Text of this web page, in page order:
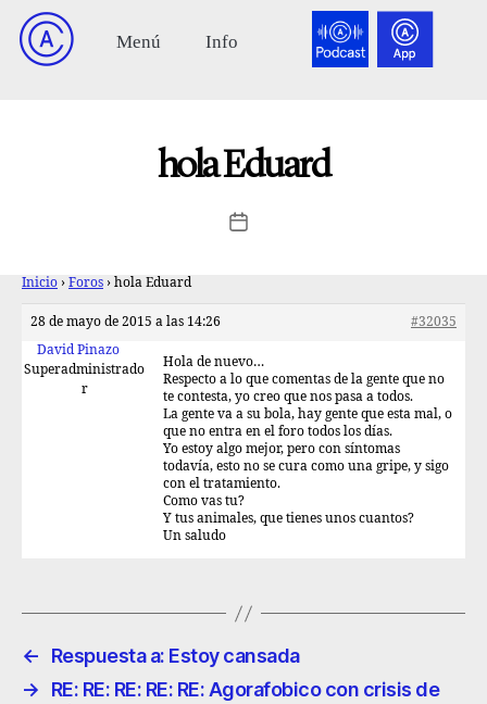
hola Eduard
Inicio › Foros › hola Eduard
28 de mayo de 2015 a las 14:26
#32035
David Pinazo
Superadministrado
r
Hola de nuevo…
Respecto a lo que comentas de la gente que no
te contesta, yo creo que nos pasa a todos.
La gente va a su bola, hay gente que esta mal, o
que no entra en el foro todos los días.
Yo estoy algo mejor, pero con síntomas
todavía, esto no se cura como una gripe, y sigo
con el tratamiento.
Como vas tu?
Y tus animales, que tienes unos cuantos?
Un saludo
←
Respuesta a: Estoy cansada
→
RE: RE: RE: RE: RE: Agorafobico con crisis de